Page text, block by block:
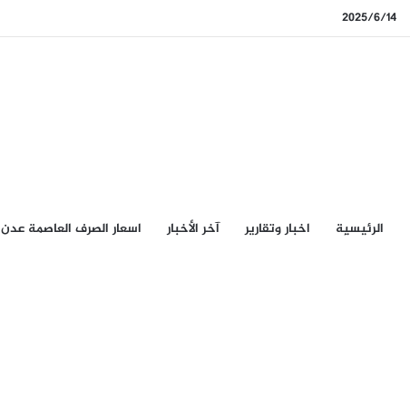
2025/6/14
الرئيسيِة اخبار وتقارير آخر الأخبار اسعار الصرف العاصمة عدن